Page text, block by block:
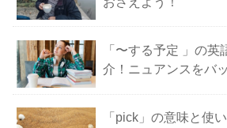
「〜する予定 」の英
介！ニュアンスをバ
「pick」の意味と使